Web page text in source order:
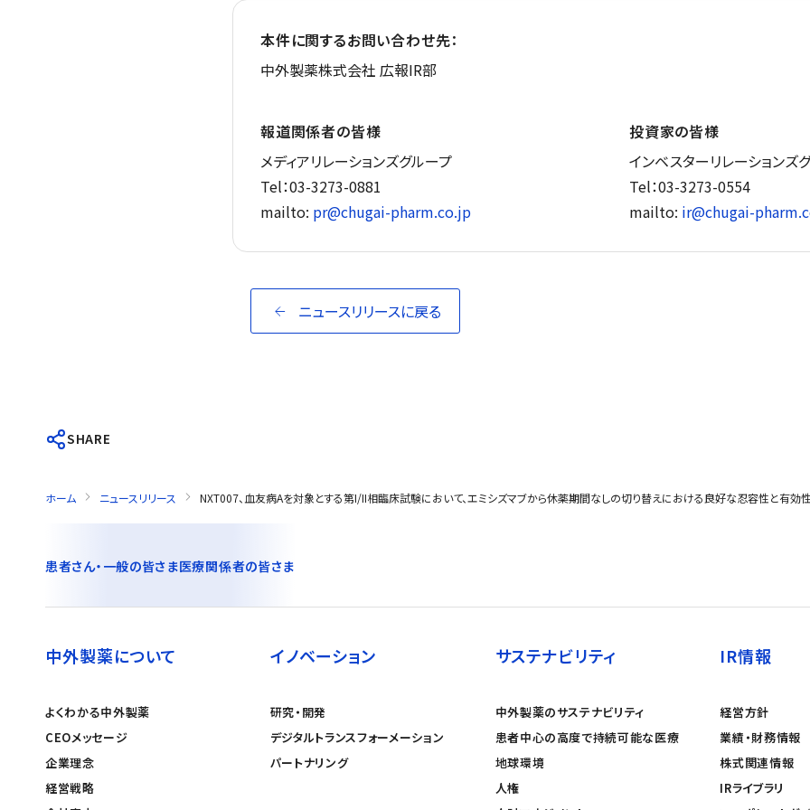
本件に関するお問い合わせ先：
中外製薬株式会社 広報IR部
報道関係者の皆様
メディアリレーションズグループ
Tel：03-3273-0881
mailto: pr@chugai-pharm.co.jp
投資家の皆様
インベスターリレーションズ
Tel：03-3273-0554
mailto: ir@chugai-
ニュースリリースに戻る
SHARE
ホーム ニュースリリース NXT007、血友病Aを対象とする第I/II相臨床試験において、エミシズマブから休薬期間なしの切り替えにおける良好な忍容性と有効
患者さん・一般の皆さま医療関係者の皆さま
中外製薬について
よくわかる中外製薬
CEOメッセージ
企業理念
経営戦略
イノベーション
研究・開発
デジタルトランスフォーメーション
パートナリング
サステナビリティ
中外製薬のサステナビリティ
患者中心の高度で持続可能な医療
地球環境
人権
IR情報
経営方針
業績・財務情報
株式関連情報
IRライブラリ